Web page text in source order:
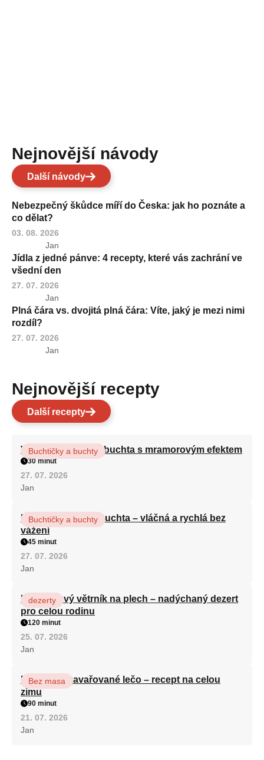
Nejnovější návody
Další návody
Nebezpečný škůdce míří do Česka: jak ho poznáte a
co dělat?
03. 08. 2026
Jan
Jídla z jedné pánve: 4 recepty, které vás zachrání ve
všední den
27. 07. 2026
Jan
Plná čára vs. dvojitá plná čára: Víte, jaký je mezi nimi
rozdíl?
27. 07. 2026
Jan
Nejnovější recepty
Další recepty
Vláčná olejová litá buchta s mramorovým efektem
Buchtičky a buchty
30 minut
27. 07. 2026
Jan
Hrnková maková buchta – vláčná a rychlá bez
vážení
Buchtičky a buchty
45 minut
27. 07. 2026
Jan
Karamelový větrník na plech – nadýchaný dezert
pro celou rodinu
dezerty
120 minut
25. 07. 2026
Jan
Babiččino zavařované lečo – recept na celou
zimu
Bez masa
90 minut
21. 07. 2026
Jan